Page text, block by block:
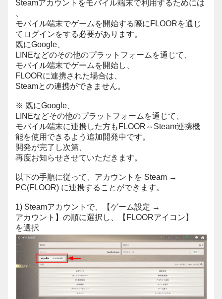
Steamアカウントをモバイル端末で利用するためには
モバイル端末でゲームを開始する際にFLOORを通じ
てログインをする必要があります。
既にGoogle、
LINEなどのその他のプラットフォームを通じて、
モバイル端末でゲームを開始し、
FLOORに連携された場合は、
Steamとの連携ができません。
※ 既にGoogle、
LINEなどその他のプラットフォームを通じて、
モバイル端末に連携した方もFLOOR⇔Steam連携機
能を使用できるよう追加開発中です。
開発が完了し次第、
再度お知らせさせていただきます。
以下の手順に従って、アカウントを Steam →
PC(FLOOR) に連携することができます。
1) Steamアカウントで、【ゲーム設定 →
アカウント】の順に選択し、【FLOORアイコン】
を選択